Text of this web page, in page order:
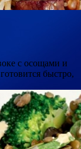
с осощами и
быстро,